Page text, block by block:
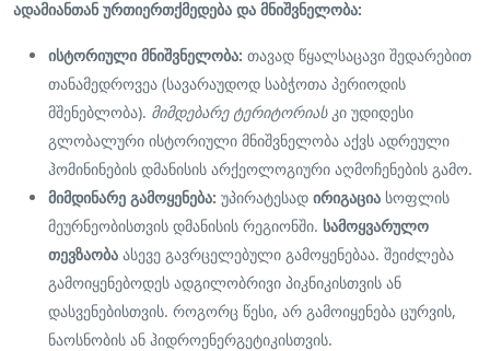
ადამიანთან ურთიერთქმედება და მნიშვნელობა:
ისტორიული მნიშვნელობა: თავად წყალსაცავი შედარებით
თანამედროვეა (სავარაუდოდ საბჭოთა პერიოდის
მშენებლობა). მიმდებარე ტერიტორიასკი უდიდესი
გლობალური ისტორიული მნიშვნელობა აქვს ადრეული
ჰომინინების დმანისის არქეოლოგიური აღმოჩენების გამო.
მიმდინარე გამოყენება: უპირატესად ირიგაცია სოფლის
მეურნეობისთვის დმანისის რეგიონში. სამოყვარულო
თევზაობა ასევე გავრცელებული გამოყენებაა. შეიძლება
გამოიყენებოდეს ადგილობრივი პიკნიკისთვის ან
დასვენებისთვის. როგორც წესი, არ გამოიყენება ცურვის,
ნაოსნობის ან ჰიდროენერგეტიკისთვის.